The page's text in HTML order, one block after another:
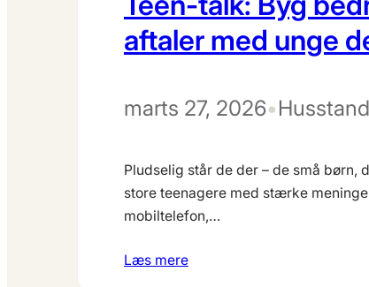
aftaler med unge
marts 27, 2026•
Pludselig står de der – de små børn,
store teenagere med stærke
mobiltelefon,…
Læs mere